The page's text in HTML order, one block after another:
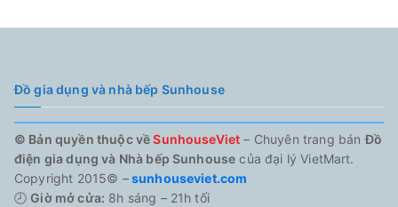
Đồ gia dụng và nhà bếp Sunhouse
© Bản quyền thuộc vềSunhouseViet – Chuyên trang bánĐồ
điện gia dụng và Nhà bếp Sunhouse của đại lý VietMart.
Copyright 2015© –sunhouseviet.com
🕗Giờ mở cửa: 8h sáng – 21h tối